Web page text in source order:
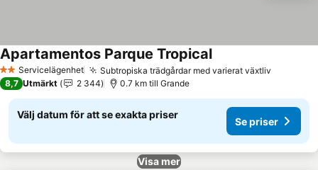
2 StjärnorServicelägenhet Subtropiska trädgårdar med varierat växtliv
Apartamentos Parque Tropical
8,7 Utmärkt 2 344 0.7 km till Grande
Välj datum för att se exakta priser
Se priser
Visa mer